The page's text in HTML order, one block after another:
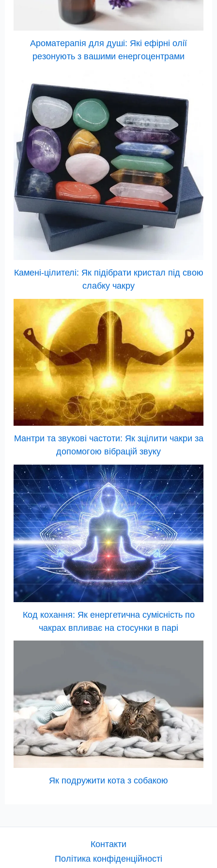
Ароматерапія для душі: Які ефірні олії
резонують з вашими енергоцентрами
Камені-цілителі: Як підібрати кристал під свою
слабку чакру
Мантри та звукові частоти: Як зцілити чакри за
допомогою вібрацій звуку
Код кохання: Як енергетична сумісність по
чакрах впливає на стосунки в парі
Як подружити кота з собакою
Контакти
Політика конфіденційності